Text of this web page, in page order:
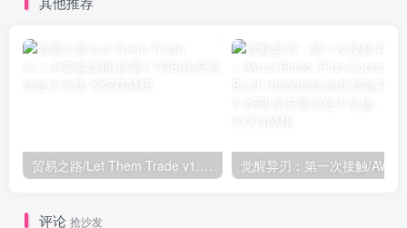
贸易之路/Let Them Trade v1.1.4|策略战棋|容量1.7GB|免安装绿色中文版
评论 抢沙发